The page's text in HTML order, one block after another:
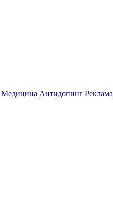
Медицина Антидопинг Реклама